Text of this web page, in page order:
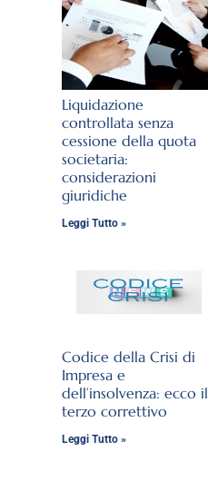
Liquidazione
controllata senza
cessione della quota
societaria:
considerazioni
giuridiche
Leggi Tutto »
Codice della Crisi di
Impresa e
dell’insolvenza: ecco il
terzo correttivo
Leggi Tutto »